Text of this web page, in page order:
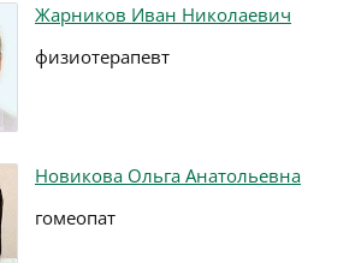
Жарников Иван Николаевич
физиотерапевт
Новикова Ольга Анатольевна
гомеопат